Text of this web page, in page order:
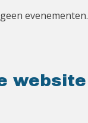
evenementen.
website